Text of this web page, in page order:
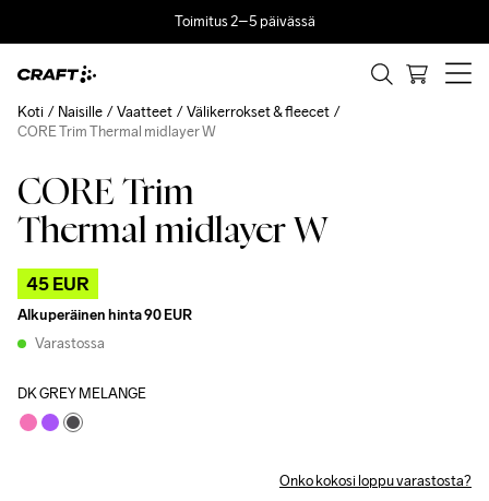
Toimitus 2–5 päivässä
CORE Trim
Thermal midlayer W
45 EUR
Alkuperäinen hinta90 EUR
Varastossa
DK GREY MELANGE
Onko kokosi loppu varastosta?
Koti Naisille Vaatteet
Välikerrokset & fleecet
CORE Trim Thermal midlayer W
Outlet